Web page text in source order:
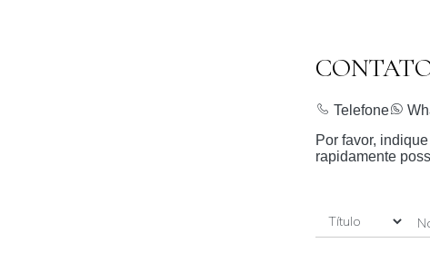
Telefone
Por favor,
rapidamente